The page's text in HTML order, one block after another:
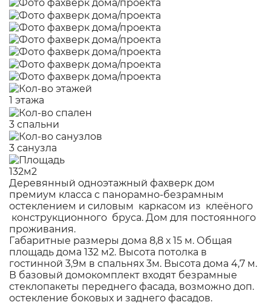
1 этажа
3 спальни
3 санузла
132м2
Деревянный одноэтажный фахверк дом
премиум класса с панорамно-безрамным
остеклением и силовым каркасом из клеёного
конструкционного бруса. Дом для постоянного
проживания.
Габаритные размеры дома 8,8 х 15 м. Общая
площадь дома 132 м2. Высота потолка в
гостинной 3,9м в спальнях 3м. Высота дома 4,7 м.
В базовый домокомплект входят безрамные
стеклопакеты переднего фасада, возможно доп.
остекление боковых и заднего фасадов.